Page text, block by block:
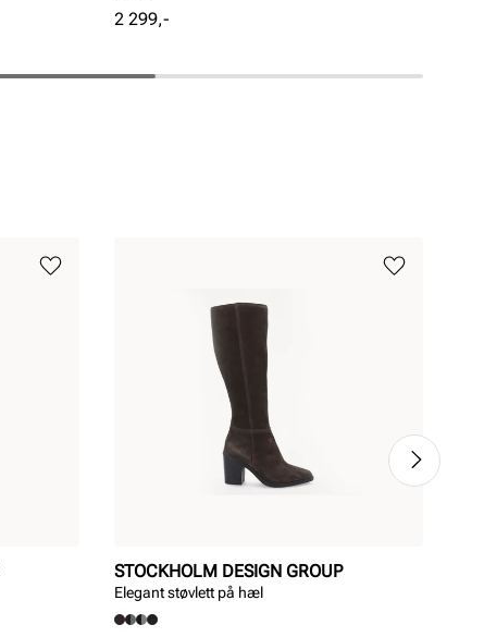
Pris
2 299,-
STOCKHOLM DESIGN GROUP
Elegant støvlett på hæl